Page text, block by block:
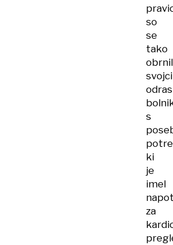
so
se
tako
svojci
s
ki
je
imel
za